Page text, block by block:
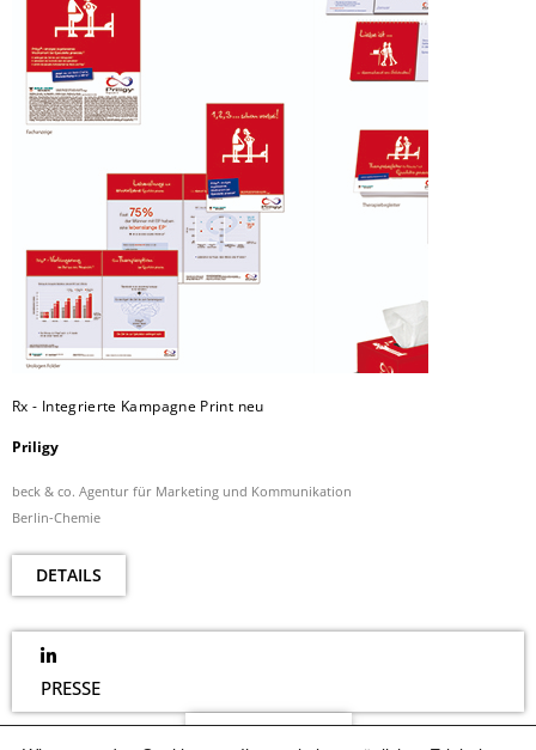
Rx - Integrierte Kampagne Print neu
Priligy
beck & co. Agentur für Marketing und Kommunikation
Berlin-Chemie
DETAILS
PRESSE